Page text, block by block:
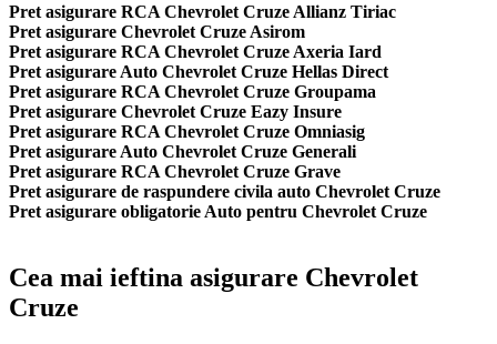
Pret asigurare RCA Chevrolet Cruze Allianz Tiriac
Pret asigurare Chevrolet Cruze Asirom
Pret asigurare RCA Chevrolet Cruze Axeria Iard
Pret asigurare Auto Chevrolet Cruze Hellas Direct
Pret asigurare RCA Chevrolet Cruze Groupama
Pret asigurare Chevrolet Cruze Eazy Insure
Pret asigurare RCA Chevrolet Cruze Omniasig
Pret asigurare Auto Chevrolet Cruze Generali
Pret asigurare RCA Chevrolet Cruze Grave
Pret asigurare de raspundere civila auto Chevrolet Cruze
Pret asigurare obligatorie Auto pentru Chevrolet Cruze
Cea mai ieftina asigurare Chevrolet
Cruze